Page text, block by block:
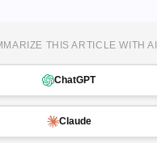
THIS ARTICLE WITH AI
ChatGPT
Claude